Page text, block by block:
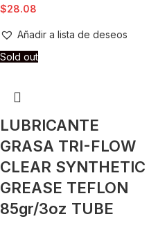
$28.08
Añadir a lista de deseos
Sold out
LUBRICANTE
GRASA TRI-FLOW
CLEAR SYNTHETIC
GREASE TEFLON
85gr/3oz TUBE